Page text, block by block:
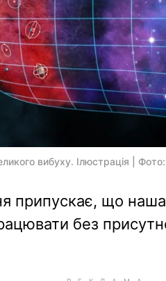
вибуху. Ілюстрація |
припускає, що
без